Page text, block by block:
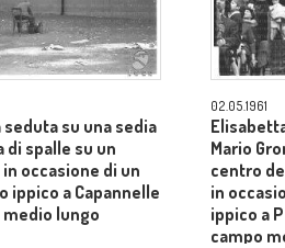
seduta su una sedia
di spalle su un
occasione di un
ippico a Capannelle
lungo
02.05.1961
Mario
centro
in
ippico a
campo